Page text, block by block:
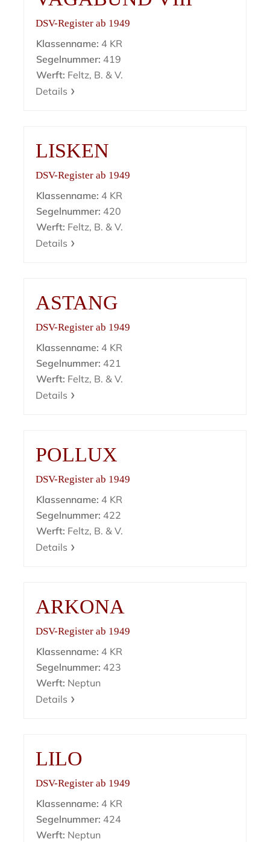
DSV-Register ab 1949
Klassenname: 4 KR
Segelnummer: 419
Werft: Feltz, B. & V.
Details
LISKEN
DSV-Register ab 1949
Klassenname: 4 KR
Segelnummer: 420
Werft: Feltz, B. & V.
Details
ASTANG
DSV-Register ab 1949
Klassenname: 4 KR
Segelnummer: 421
Werft: Feltz, B. & V.
Details
POLLUX
DSV-Register ab 1949
Klassenname: 4 KR
Segelnummer: 422
Werft: Feltz, B. & V.
Details
ARKONA
DSV-Register ab 1949
Klassenname: 4 KR
Segelnummer: 423
Werft: Neptun
Details
LILO
DSV-Register ab 1949
Klassenname: 4 KR
Segelnummer: 424
Werft: Neptun